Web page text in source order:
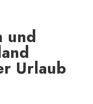
und
Urlaub